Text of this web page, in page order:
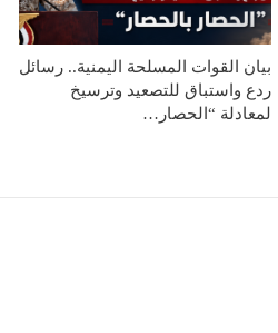
بيان القوات المسلحة اليمنية.. رسائل
ردع واستباق للتصعيد وترسيخ
لمعادلة “الحصار…